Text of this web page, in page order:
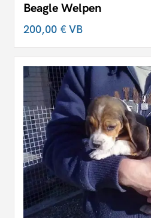
Beagle Welpen
200,00 €VB